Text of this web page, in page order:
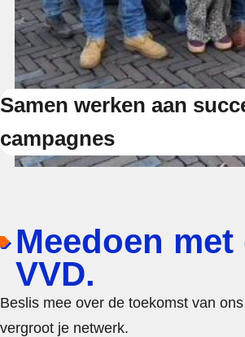
Samen werken aan
campagnes
Meedoen met
VVD.
Beslis mee over de toekomst van
vergroot je netwerk.